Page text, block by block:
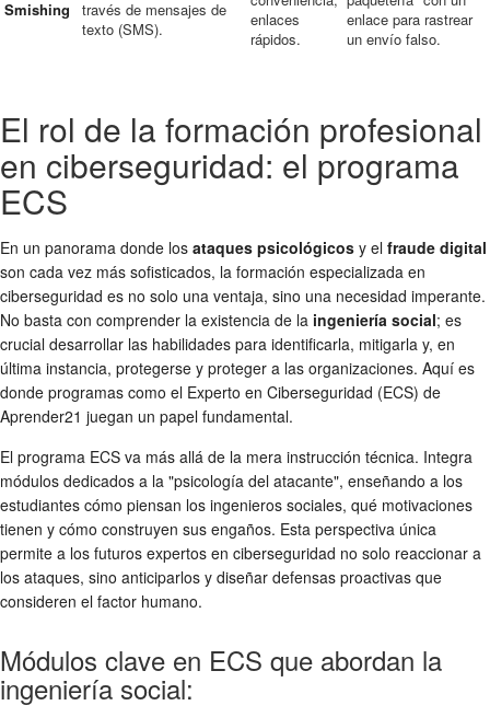
Smishing
través de mensajes de
texto (SMS).
enlaces
rápidos.
enlace para rastrear
un envío falso.
El rol de la formación profesional
en ciberseguridad: el programa
ECS
En un panorama donde los ataques psicológicos y el fraude digital
son cada vez más sofisticados, la formación especializada en
ciberseguridad es no solo una ventaja, sino una necesidad imperante.
No basta con comprender la existencia de la ingeniería social; es
crucial desarrollar las habilidades para identificarla, mitigarla y, en
última instancia, protegerse y proteger a las organizaciones. Aquí es
donde programas como el Experto en Ciberseguridad (ECS) de
Aprender21 juegan un papel fundamental.
El programa ECS va más allá de la mera instrucción técnica. Integra
módulos dedicados a la "psicología del atacante", enseñando a los
estudiantes cómo piensan los ingenieros sociales, qué motivaciones
tienen y cómo construyen sus engaños. Esta perspectiva única
permite a los futuros expertos en ciberseguridad no solo reaccionar a
los ataques, sino anticiparlos y diseñar defensas proactivas que
consideren el factor humano.
Módulos clave en ECS que abordan la
ingeniería social: